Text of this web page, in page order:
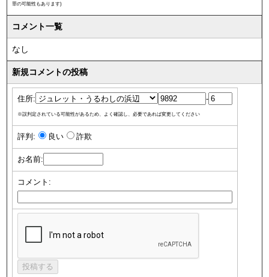
罪の可能性もあります)
コメント一覧
なし
新規コメントの投稿
住所: -
※誤判定されている可能性があるため、よく確認し、必要であれば変更してください
評判: 良い 詐欺
お名前:
コメント: